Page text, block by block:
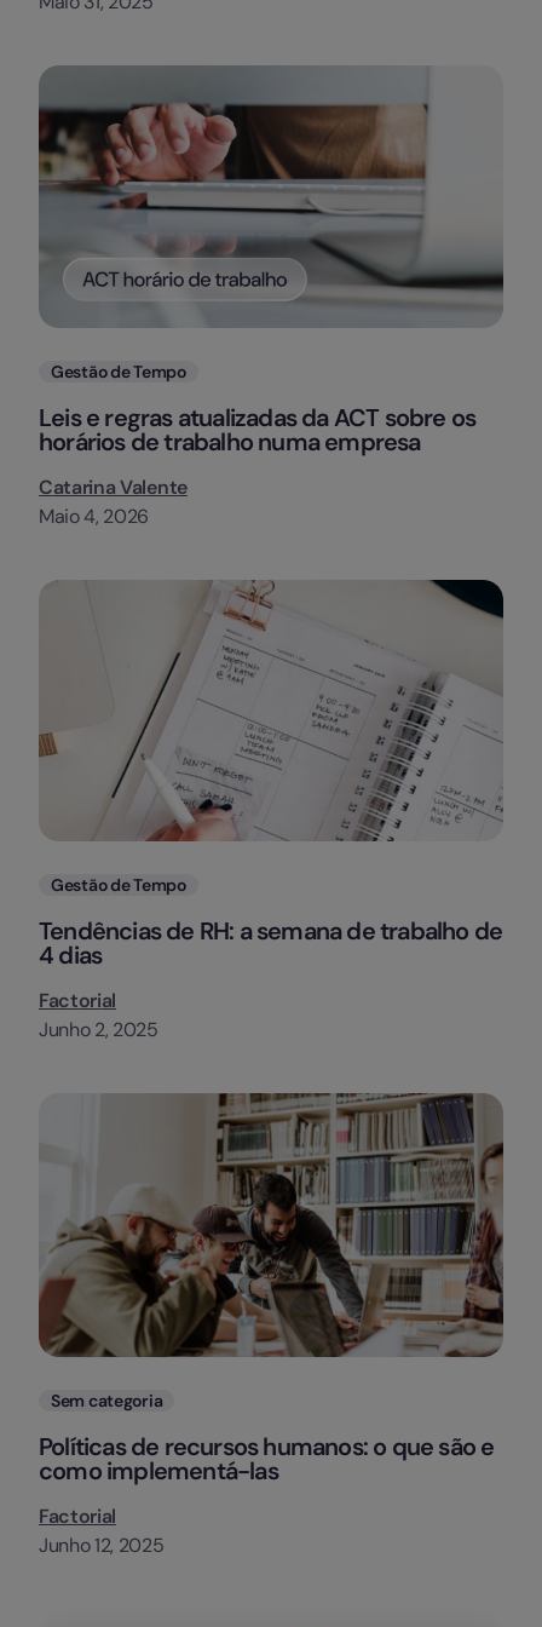
Categorias
Gestão de Tempo
Leis e regras atualizadas da ACT sobre os
horários de trabalho numa empresa
Catarina Valente
Maio 4, 2026
Categorias
Gestão de Tempo
Tendências de RH: a semana de trabalho de
4 dias
Factorial
Junho 2, 2025
Categorias
Sem categoria
Políticas de recursos humanos: o que são e
como implementá-las
Factorial
Junho 12, 2025